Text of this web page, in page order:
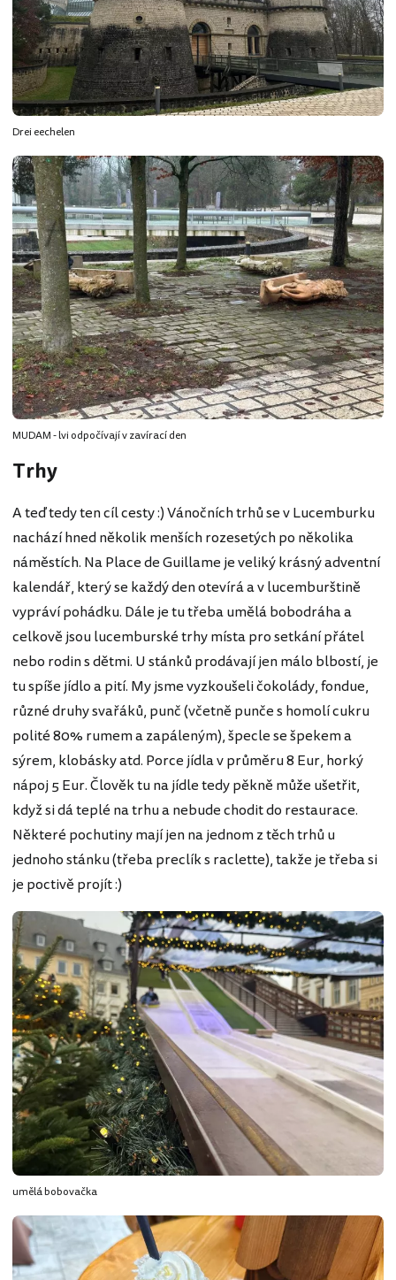
Drei eechelen
MUDAM - lvi odpočívají v zavírací den
Trhy
A teď tedy ten cíl cesty :) Vánočních trhů se v Lucemburku
nachází hned několik menších rozesetých po několika
náměstích. Na Place de Guillame je veliký krásný adventní
kalendář, který se každý den otevírá a v lucemburštině
vypráví pohádku. Dále je tu třeba umělá bobodráha a
celkově jsou lucemburské trhy místa pro setkání přátel
nebo rodin s dětmi. U stánků prodávají jen málo blbostí, je
tu spíše jídlo a pití. My jsme vyzkoušeli čokolády, fondue,
různé druhy svařáků, punč (včetně punče s homolí cukru
polité 80% rumem a zapáleným), špecle se špekem a
sýrem, klobásky atd. Porce jídla v průměru 8 Eur, horký
nápoj 5 Eur. Člověk tu na jídle tedy pěkně může ušetřit,
když si dá teplé na trhu a nebude chodit do restaurace.
Některé pochutiny mají jen na jednom z těch trhů u
jednoho stánku (třeba preclík s raclette), takže je třeba si
je poctivě projít :)
umělá bobovačka